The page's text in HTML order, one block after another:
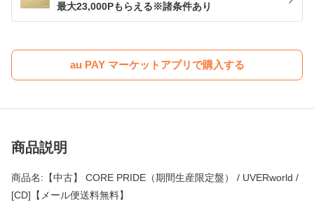
最大23,000Pもらえる※諸条件あり
au PAY マーケットアプリで購入する
商品説明
商品名:【中古】 CORE PRIDE（期間生産限定盤） / UVERworld /
[CD]【メール便送料無料】